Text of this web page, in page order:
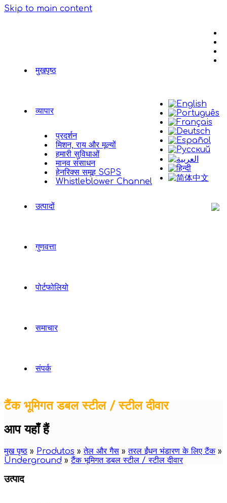
Skip to main content
मुखपृष्ठ
व्यापार
प्रदर्शन
मिशन, राय और मूल्यों
हमारी सुविधाओं
मानव संसाधन
हेनरिक्स समूह SGPS
Whistleblower Channel
उत्पादों
गुणवत्ता
पोर्टफोलियो
समाचार
संपर्क
टैंक भूमिगत डबल स्टील / स्टील दीवार
आप यहाँ हैं
मुख पृष्ठ » Produtos »तेल और गैस »तरल ईंधन भंडारण के लिए टैंक»
Underground »टैंक भूमिगत डबल स्टील / स्टील दीवार
उत्पाद